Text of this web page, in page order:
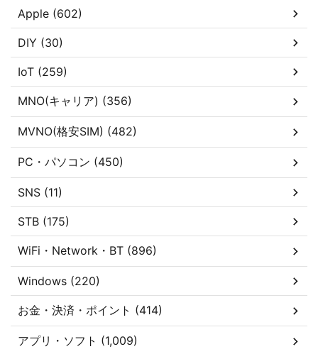
Apple (602)
DIY (30)
IoT (259)
MNO(キャリア) (356)
MVNO(格安SIM) (482)
PC・パソコン (450)
SNS (11)
STB (175)
WiFi・Network・BT (896)
Windows (220)
お金・決済・ポイント (414)
アプリ・ソフト (1,009)